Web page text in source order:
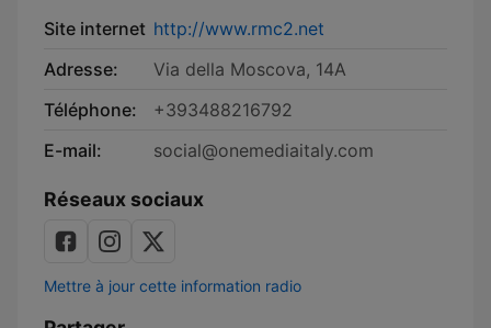
Site internet http://www.rmc2.net
Adresse:
Via della Moscova, 14A
Téléphone:
+393488216792
E-mail:
social@onemediaitaly.com
Réseaux sociaux
Mettre à jour cette information radio